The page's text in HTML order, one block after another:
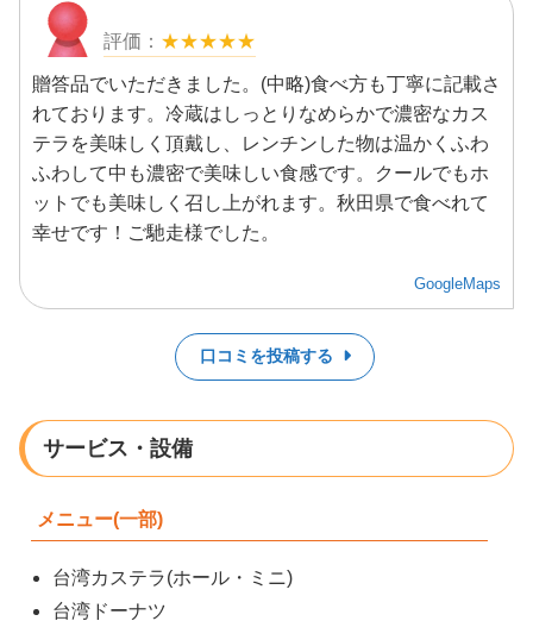
★★★★★
贈答品でいただきました。(中略)食べ方も丁寧に記載さ
れております。冷蔵はしっとりなめらかで濃密なカス
テラを美味しく頂戴し、レンチンした物は温かくふわ
ふわして中も濃密で美味しい食感です。クールでもホ
ットでも美味しく召し上がれます。秋田県で食べれて
幸せです！ご馳走様でした。
GoogleMaps
口コミを投稿する
サービス・設備
メニュー(一部)
台湾カステラ(ホール・ミニ)
台湾ドーナツ